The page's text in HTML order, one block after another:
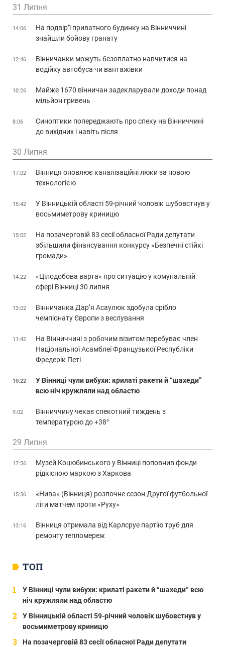
ТОП
У Вінниці чули вибухи: крилаті ракети й “шахеди” всю
ніч кружляли над областю
У Вінницькій області 59-річний чоловік шубовстнув у
восьмиметрову криницю
На позачерговій 83 сесії обласної Ради депутати
31 Липня
14:06
На подвір’ї приватного будинку на Вінниччині
знайшли бойову гранату
12:46
Вінничанки можуть безоплатно навчитися на
водійку автобуса чи вантажівки
10:26
Майже 1670 вінничан задекларували доходи понад
мільйон гривень
8:06
Синоптики попереджають про спеку на Вінниччині
до вихідних і навіть після
30 Липня
17:02
Вінниця оновлює каналізаційні люки за новою
технологією
15:42
У Вінницькій області 59-річний чоловік шубовстнув у
восьмиметрову криницю
15:02
На позачерговій 83 сесії обласної Ради депутати
збільшили фінансування конкурсу «Безпечні стійкі
громади»
14:22
«Цілодобова варта» про ситуацію у комунальній
сфері Вінниці 30 липня
13:02
Вінничанка Дар’я Асаулюк здобула срібло
чемпіонату Європи з веслування
11:42
На Вінниччині з робочим візитом перебуває член
Національної Асамблеї Французької Республіки
Фредерік Петі
10:22
У Вінниці чули вибухи: крилаті ракети й “шахеди”
всю ніч кружляли над областю
9:02
Вінниччину чекає спекотний тиждень з
температурою до +38°
29 Липня
17:56
Музей Коцюбинського у Вінниці поповнив фонди
рідкісною маркою з Харкова
15:36
«Нива» (Вінниця) розпочне сезон Другої футбольної
ліги матчем проти «Руху»
13:16
Вінниця отримала від Карлсруе партію труб для
ремонту тепломереж